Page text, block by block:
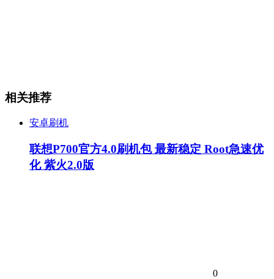
相关推荐
安卓刷机
联想P700官方4.0刷机包 最新稳定 Root急速优
化 紫火2.0版
0